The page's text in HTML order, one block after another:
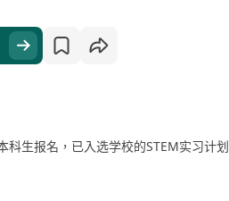
科生报名，已入选学校的STEM实习计划